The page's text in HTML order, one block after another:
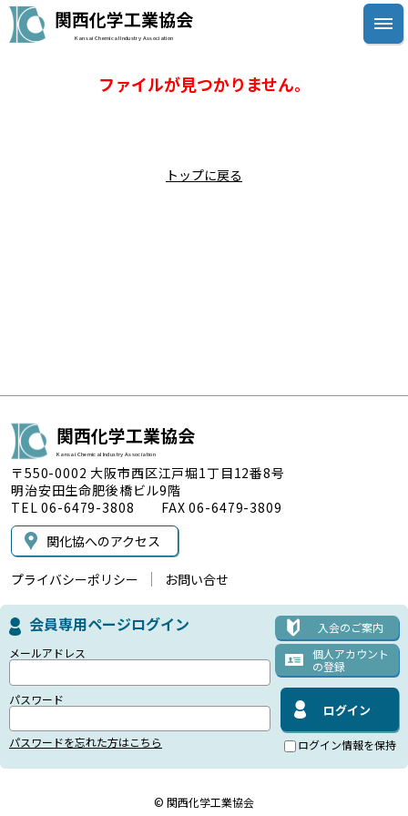
関西化学工業協会
Kansai Chemical Industry Association
ファイルが見つかりません。
トップに戻る
関西化学工業協会
Kansai Chemical Industry Association
〒550-0002 大阪市西区江戸堀1丁目12番8号
明治安田生命肥後橋ビル9階
TEL 06-6479-3808 FAX 06-6479-3809
関化協へのアクセス
プライバシーポリシー お問い合せ
会員専用ページログイン
入会のご案内
個人アカウント
の登録
メールアドレス
パスワード
パスワードを忘れた方はこちら ログイン情報を保持
© 関西化学工業協会